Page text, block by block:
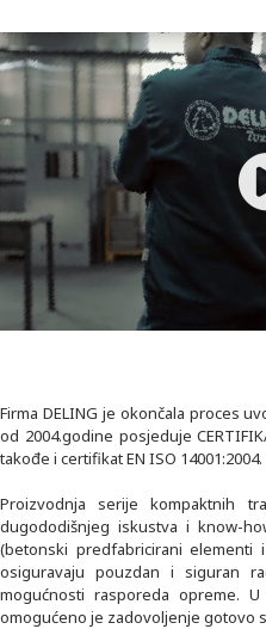
Firma DELING je okončala proces
od 2004.godine posjeduje
takođe i certifikat EN ISO 14001:2004.
Proizvodnja serije kompaktnih
dugododišnjeg iskustva i know-
(betonski predfabricirani
osiguravaju pouzdan i siguran
mogućnosti rasporeda opreme.
omogućeno je zadovoljenje gotovo